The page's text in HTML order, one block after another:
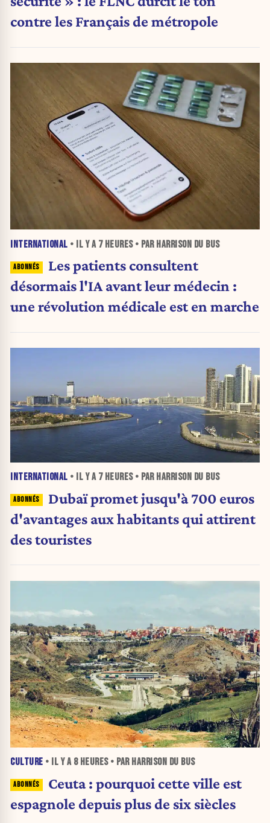
contre les Français de métropole
INTERNATIONAL • IL Y A 7 HEURES• PAR HARRISON DU BUS
Les patients consultent
désormais l'IA avant leur médecin :
une révolution médicale est en marche
INTERNATIONAL • IL Y A 7 HEURES• PAR HARRISON DU BUS
Dubaï promet jusqu'à 700 euros
d'avantages aux habitants qui attirent
des touristes
CULTURE • IL Y A 8 HEURES• PAR HARRISON DU BUS
Ceuta : pourquoi cette ville est
espagnole depuis plus de six siècles